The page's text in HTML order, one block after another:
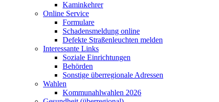
Kaminkehrer
Online Service
Formulare
Schadensmeldung online
Defekte Straßenleuchten melden
Interessante Links
Soziale Einrichtungen
Behörden
Sonstige überregionale Adressen
Wahlen
Kommunahlwahlen 2026